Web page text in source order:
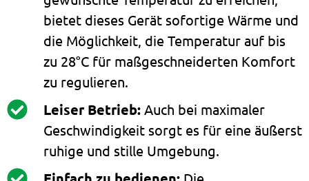
bietet dieses Gerät sofortige Wärme und
die Möglichkeit, die Temperatur auf bis
zu 28°C für maßgeschneiderten Komfort
zu regulieren.
Leiser Betrieb:Auch bei maximaler
Geschwindigkeit sorgt es für eine äußerst
ruhige und stille Umgebung.